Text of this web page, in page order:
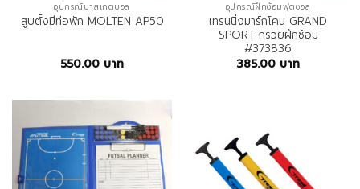
อุปกรณ์บาสเกตบอล
สูบตั้งมีท่อพัก MOLTEN AP50
550.00 บาท
อุปกรณ์ฝึกซ้อมฟุตซอล
เทรนนิ่งมาร์กโคน GRAND
SPORT กรวยฝึกซ้อม
#373836
385.00 บาท